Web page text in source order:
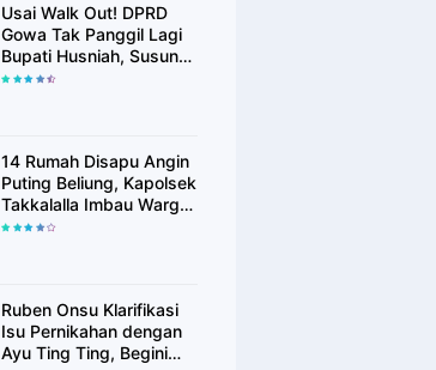
Usai Walk Out! DPRD
Gowa Tak Panggil Lagi
Bupati Husniah, Susun
Rekomendasi Hak
14 Rumah Disapu Angin
Puting Beliung, Kapolsek
Takkalalla Imbau Warga
Waspada Cuaca
Ruben Onsu Klarifikasi
Isu Pernikahan dengan
Ayu Ting Ting, Begini